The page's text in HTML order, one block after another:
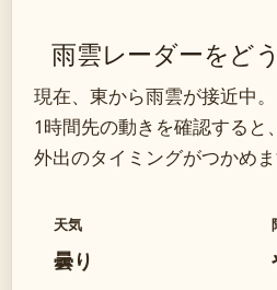
雨雲レーダーをど
現在、東から雨雲が接近中
1時間先の動きを確認すると、
外出のタイミングがつかめま
天気
曇り